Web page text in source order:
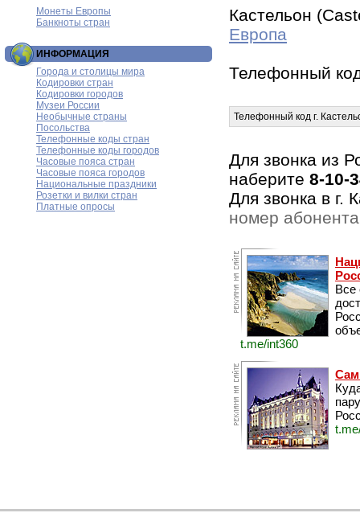
Монеты Европы
Банкноты стран
ИНФОРМАЦИЯ
Города и столицы мира
Кодировки стран
Кодировки городов
Музеи России
Необычные страны
Посольства
Телефонные коды стран
Телефонные коды городов
Часовые пояса стран
Часовые пояса городов
Национальные праздники
Розетки и вилки стран
Платные опросы
Кастельон
Европа
Телефонный
Телефонный код г.
Для звонка из
наберите 8-10-
Для звонка в г.
номер абонента
Все
t.me/int360